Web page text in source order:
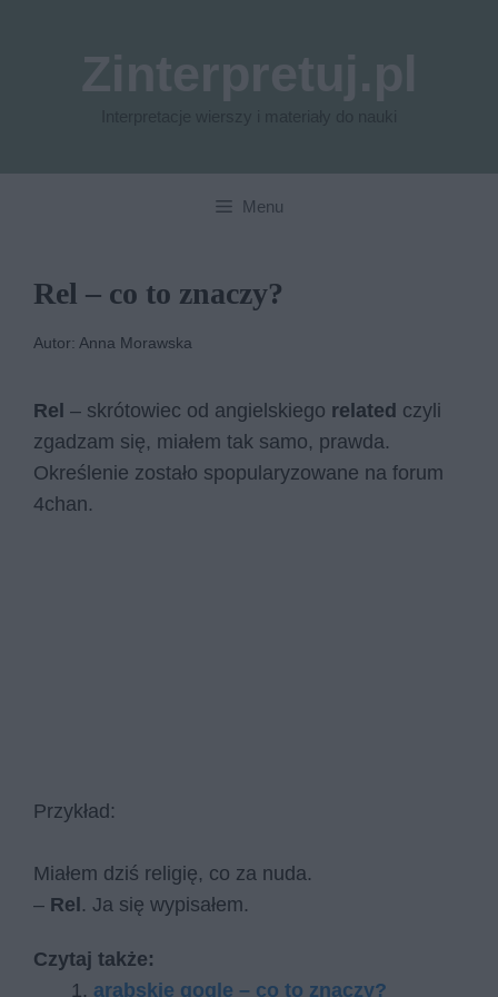
Menu
Rel – co to znaczy?
Autor: Anna Morawska
Rel – skrótowiec od angielskiego related czyli
zgadzam się, miałem tak samo, prawda.
Określenie zostało spopularyzowane na forum
4chan.
Przykład:
Miałem dziś religię, co za nuda.
– Rel. Ja się wypisałem.
Czytaj także:
arabskie gogle – co to znaczy?